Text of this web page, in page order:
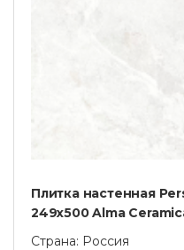
Плитка настенная
249x500 Alma
Страна: Россия